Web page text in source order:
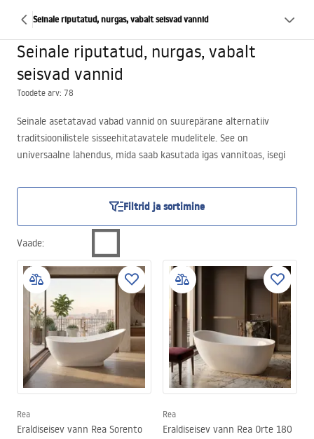
Seinale riputatud, nurgas, vabalt seisvad vannid
Seinale riputatud, nurgas, vabalt
seisvad vannid
Toodete arv: 78
Seinale asetatavad vabad vannid on suurepärane alternatiiv
traditsioonilistele sisseehitatavatele mudelitele. See on
universaalne lahendus, mida saab kasutada igas vannitoas, isegi
varustatud spetsiaalselt lamedaks tehtud küljega, mis võimaldab
selle seina äärde lükata. Optimaalne mudeli pikkus 150 cm tagab
vanni kasutusmugavuse. Selline suur konstruktsioon ei mahu su
vannituppa? Ei ole probleemi. Rea poe valikus on saadaval
kompaktne nurgavann mõõtudega 80×80 cm. Sind ootab siin ka
90×90 cm suurune vann. Meie tooteid iseloomustab
funktsionaalsus ja esteetiline välimus. Tavaliselt on need
ristkülikukujulised. Viimasel ajal on klientide seas üha
populaarsemad ka trendikad ovaalsed vannid.
Filtrid ja sortimine
Vaade:
Rea
Eraldiseisev vann Rea Sorento
Rea
Eraldiseisev vann Rea Orte 180